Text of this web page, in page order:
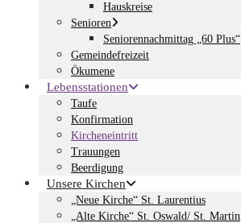
Hauskreise
Senioren
Seniorennachmittag „60 Plus“
Gemeindefreizeit
Ökumene
Lebensstationen
Taufe
Konfirmation
Kircheneintritt
Trauungen
Beerdigung
Unsere Kirchen
„Neue Kirche“ St. Laurentius
„Alte Kirche“ St. Oswald/ St. Martin